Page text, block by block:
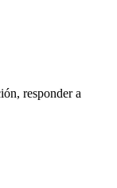
responder a